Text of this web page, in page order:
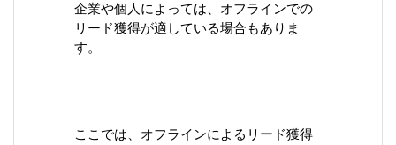
企業や個人によっては、オフラインでの
リード獲得が適している場合もありま
す。
ここでは、オフラインによるリード獲得